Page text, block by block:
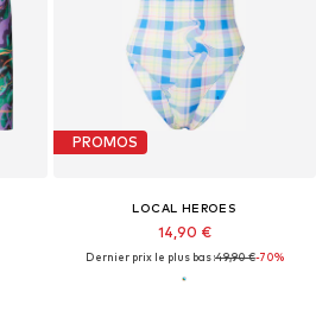
PROMOS
LOCAL HEROES
14,90 €
Dernier prix le plus bas :49,90 €-70%